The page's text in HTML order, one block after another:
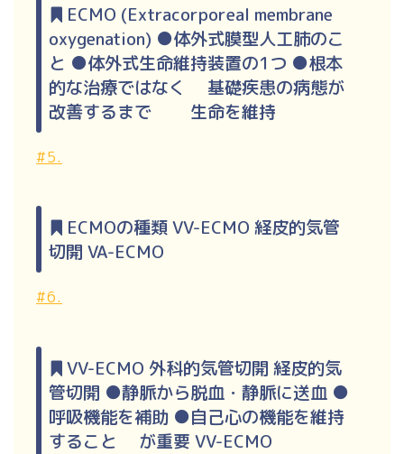
ECMO (Extracorporeal membrane
oxygenation) ●体外式膜型人工肺のこ
と ●体外式生命維持装置の1つ ●根本
的な治療ではなく 基礎疾患の病態が
改善するまで 生命を維持
#5.
ECMOの種類 VV-ECMO 経皮的気管
切開 VA-ECMO
#6.
VV-ECMO 外科的気管切開 経皮的気
管切開 ●静脈から脱血・静脈に送血 ●
呼吸機能を補助 ●自己心の機能を維持
すること が重要 VV-ECMO